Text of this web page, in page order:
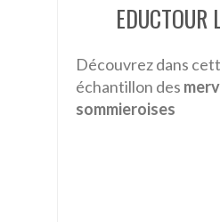
EDUCTOUR
Découvrez dans
échantillon des
sommieroises